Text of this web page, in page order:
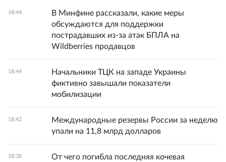
18:44
В Минфине рассказали, какие меры
обсуждаются для поддержки
пострадавших из-за атак БПЛА на
Wildberries продавцов
18:44
Начальники ТЦК на западе Украины
фиктивно завышали показатели
мобилизации
18:42
Международные резервы России за неделю
упали на 11,8 млрд долларов
18:38
От чего погибла последняя кочевая